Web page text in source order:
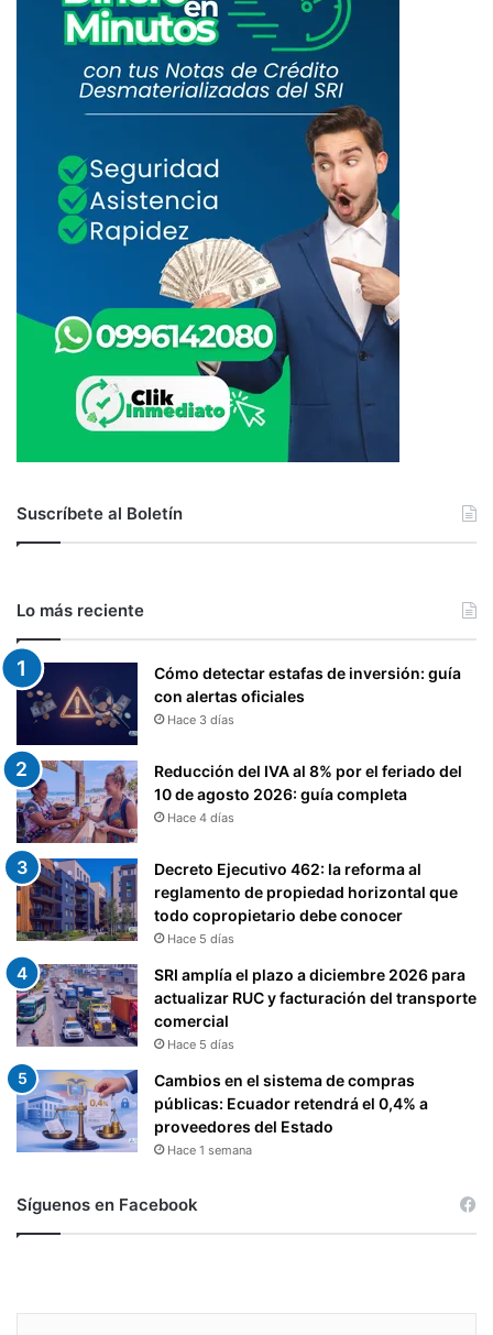
Suscríbete al Boletín
Lo más reciente
Cómo detectar estafas de inversión: guía
con alertas oficiales
Hace 3 días
Reducción del IVA al 8% por el feriado del
10 de agosto 2026: guía completa
Hace 4 días
Decreto Ejecutivo 462: la reforma al
reglamento de propiedad horizontal que
todo copropietario debe conocer
Hace 5 días
SRI amplía el plazo a diciembre 2026 para
actualizar RUC y facturación del transporte
comercial
Hace 5 días
Cambios en el sistema de compras
públicas: Ecuador retendrá el 0,4% a
proveedores del Estado
Hace 1 semana
Síguenos en Facebook